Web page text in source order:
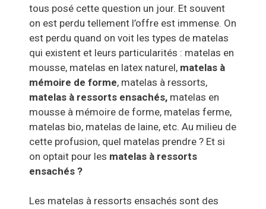
tous posé cette question un jour. Et souvent
on est perdu tellement l’offre est immense. On
est perdu quand on voit les types de matelas
qui existent et leurs particularités : matelas en
mousse, matelas en latex naturel, matelas à
mémoire de forme, matelas à ressorts,
matelas à ressorts ensachés, matelas en
mousse à mémoire de forme, matelas ferme,
matelas bio, matelas de laine, etc. Au milieu de
cette profusion, quel matelas prendre ? Et si
on optait pour les matelas à ressorts
ensachés ?
Les matelas à ressorts ensachés sont des